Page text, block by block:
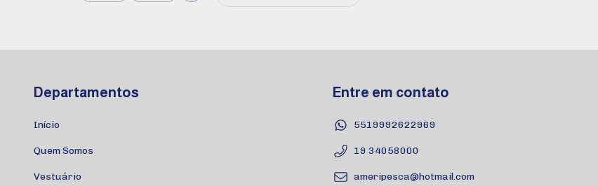
Departamentos
Início
Quem Somos
Vestuário
Entre em contato
5519992622969
19 34058000
ameripesca@hotmail.com